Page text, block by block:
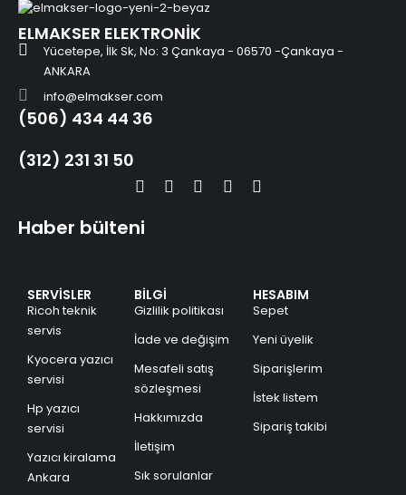
ELMAKSER ELEKTRONİK
Yücetepe, İlk Sk, No: 3 Çankaya - 06570 -Çankaya -
ANKARA
info@elmakser.com
(506) 434 44 36
(312) 231 31 50
SERVİSLER
Ricoh teknik
servis
Kyocera yazıcı
servisi
Hp yazıcı
servisi
Yazıcı kiralama
Ankara
BİLGİ
Gizlilik politikası
İade ve değişim
Mesafeli satış
sözleşmesi
Hakkımızda
İletişim
Sık sorulanlar
HESABIM
Sepet
Yeni üyelik
Siparişlerim
İstek listem
Sipariş takibi
Haber bülteni